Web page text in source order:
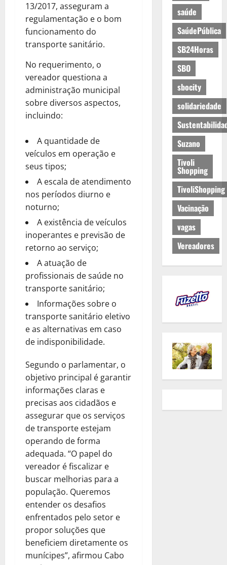
13/2017, asseguram a
regulamentação e o bom
funcionamento do
transporte sanitário.
No requerimento, o
vereador questiona a
administração municipal
sobre diversos aspectos,
incluindo:
A quantidade de
veículos em operação e
seus tipos;
A escala de atendimento
nos períodos diurno e
noturno;
A existência de veículos
inoperantes e previsão de
retorno ao serviço;
A atuação de
profissionais de saúde no
transporte sanitário;
Informações sobre o
transporte sanitário eletivo
e as alternativas em caso
de indisponibilidade.
Segundo o parlamentar, o
objetivo principal é garantir
informações claras e
precisas aos cidadãos e
assegurar que os serviços
de transporte estejam
operando de forma
adequada. “O papel do
vereador é fiscalizar e
buscar melhorias para a
população. Queremos
entender os desafios
enfrentados pelo setor e
propor soluções que
beneficiem diretamente os
munícipes”, afirmou Cabo
saúde
SaúdePública
SB24Horas
SBO
sbocity
solidariedade
Suzano
Tivoli
Shopping
TivoliShopping
Vacinação
vagas
Vereadores